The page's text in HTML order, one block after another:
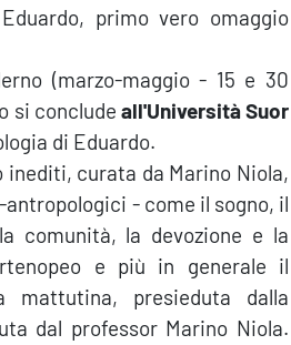
primo vero omaggio
(marzo-maggio - 15 e 30
si conclude all'Università Suor
di Eduardo.
curata da Marino Niola,
- come il sogno, il
comunità, la devozione e la
e più in generale il
presieduta dalla
dal professor Marino Niola.